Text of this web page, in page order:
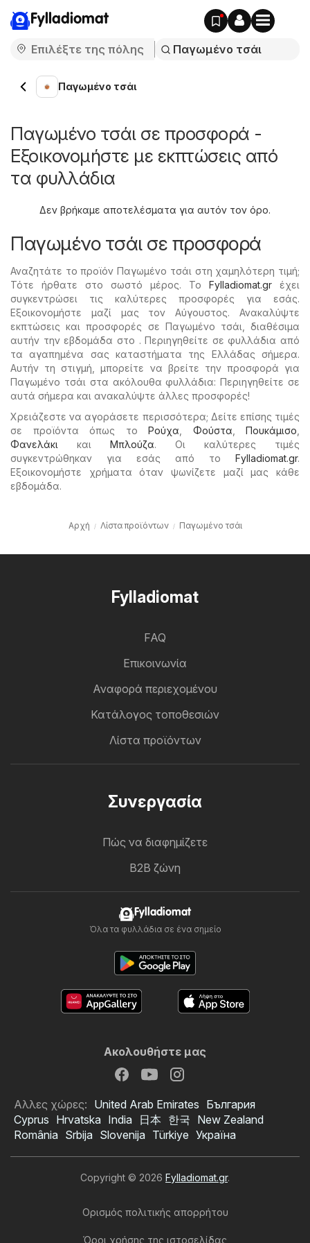
Fylladiomat
Παγωμένο τσάι
Παγωμένο τσάι σε προσφορά -
Εξοικονομήστε με εκπτώσεις από
τα φυλλάδια
Δεν βρήκαμε αποτελέσματα για αυτόν τον όρο.
Παγωμένο τσάι σε προσφορά
Αναζητάτε το προϊόν Παγωμένο τσάι στη χαμηλότερη τιμή;
Τότε ήρθατε στο σωστό μέρος. Το Fylladiomat.gr έχει
συγκεντρώσει τις καλύτερες προσφορές για εσάς.
Εξοικονομήστε μαζί μας τον Αύγουστος. Ανακαλύψτε
εκπτώσεις και προσφορές σε Παγωμένο τσάι, διαθέσιμα
αυτήν την εβδομάδα στο . Περιηγηθείτε σε φυλλάδια από
τα αγαπημένα σας καταστήματα της Ελλάδας σήμερα.
Αυτήν τη στιγμή, μπορείτε να βρείτε την προσφορά για
Παγωμένο τσάι στα ακόλουθα φυλλάδια: Περιηγηθείτε σε
αυτά σήμερα και ανακαλύψτε άλλες προσφορές!
Χρειάζεστε να αγοράσετε περισσότερα; Δείτε επίσης τιμές
σε προϊόντα όπως το Ρούχα Φούστα Πουκάμισο
Φανελάκι και Μπλούζα. Οι καλύτερες τιμές
συγκεντρώθηκαν για εσάς από το Fylladiomat.gr.
Εξοικονομήστε χρήματα όταν ψωνίζετε μαζί μας κάθε
εβδομάδα.
Αρχή Λίστα προϊόντων Παγωμένο τσάι
Fylladiomat
FAQ
Επικοινωνία
Αναφορά περιεχομένου
Κατάλογος τοποθεσιών
Λίστα προϊόντων
Συνεργασία
Πώς να διαφημίζετε
B2B ζώνη
Fylladiomat
Όλα τα φυλλάδια σε ένα σημείο
Ακολουθήστε μας
Αλλες χώρες: United Arab Emirates България
Cyprus Hrvatska India 日本 한국 New Zealand
România Srbija Slovenija Türkiye Україна
Copyright © 2026 Fylladiomat.gr.
Ορισμός πολιτικής απορρήτου
Όροι χρήσης της ιστοσελίδας